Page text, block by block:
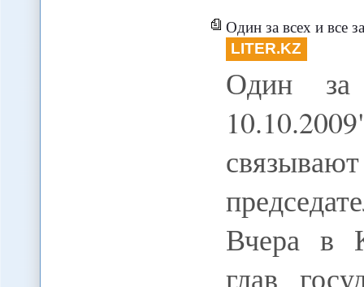
Один за всех и все
LITER.KZ
Один
Вчера в
глав